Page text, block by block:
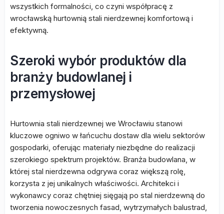
wszystkich formalności, co czyni współpracę z
wrocławską hurtownią stali nierdzewnej komfortową i
efektywną.
Szeroki wybór produktów dla
branży budowlanej i
przemysłowej
Hurtownia stali nierdzewnej we Wrocławiu stanowi
kluczowe ogniwo w łańcuchu dostaw dla wielu sektorów
gospodarki, oferując materiały niezbędne do realizacji
szerokiego spektrum projektów. Branża budowlana, w
której stal nierdzewna odgrywa coraz większą rolę,
korzysta z jej unikalnych właściwości. Architekci i
wykonawcy coraz chętniej sięgają po stal nierdzewną do
tworzenia nowoczesnych fasad, wytrzymałych balustrad,